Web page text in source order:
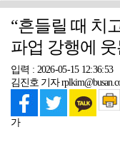
“흔들릴 때 치
파업 강행에 웃
입력 : 2026-05-15 12:36:53
김진호 기자
가